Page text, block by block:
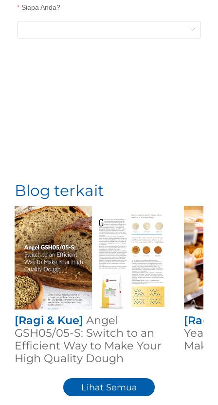
Blog terkait
[Ragi & Kue] Angel
GSH05/05-S: Switch to an
Efficient Way to Make Your
High Quality Dough
[Ragi
Lihat Semua